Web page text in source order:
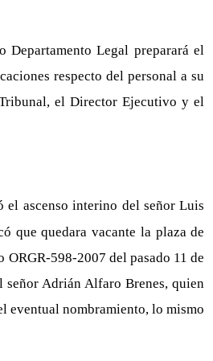
Legal preparará el
respecto del personal a su
el Director Ejecutivo y el
el ascenso interino del señor Luis
que quedara vacante la plaza de
598-2007 del pasado 11 de
señor Adrián Alfaro Brenes, quien
eventual nombramiento, lo mismo